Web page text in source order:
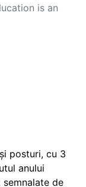
is an
posturi, cu 3
anului
de